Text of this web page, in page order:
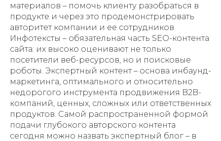
материалов – помочь клиенту разобраться в
продукте и через это продемонстрировать
авторитет компании и ее сотрудников.
Инфотексты – обязательная часть SEO-контента
сайта: их высоко оценивают не только
посетители веб-ресурсов, но и поисковые
роботы. Экспертный контент – основа инбаунд-
маркетинга, оптимального и относительно
недорогого инструмента продвижения B2B-
компаний, ценных, сложных или ответственных
продуктов. Самой распространенной формой
подачи глубокого авторского контента
сегодня можно назвать экспертный блог – в